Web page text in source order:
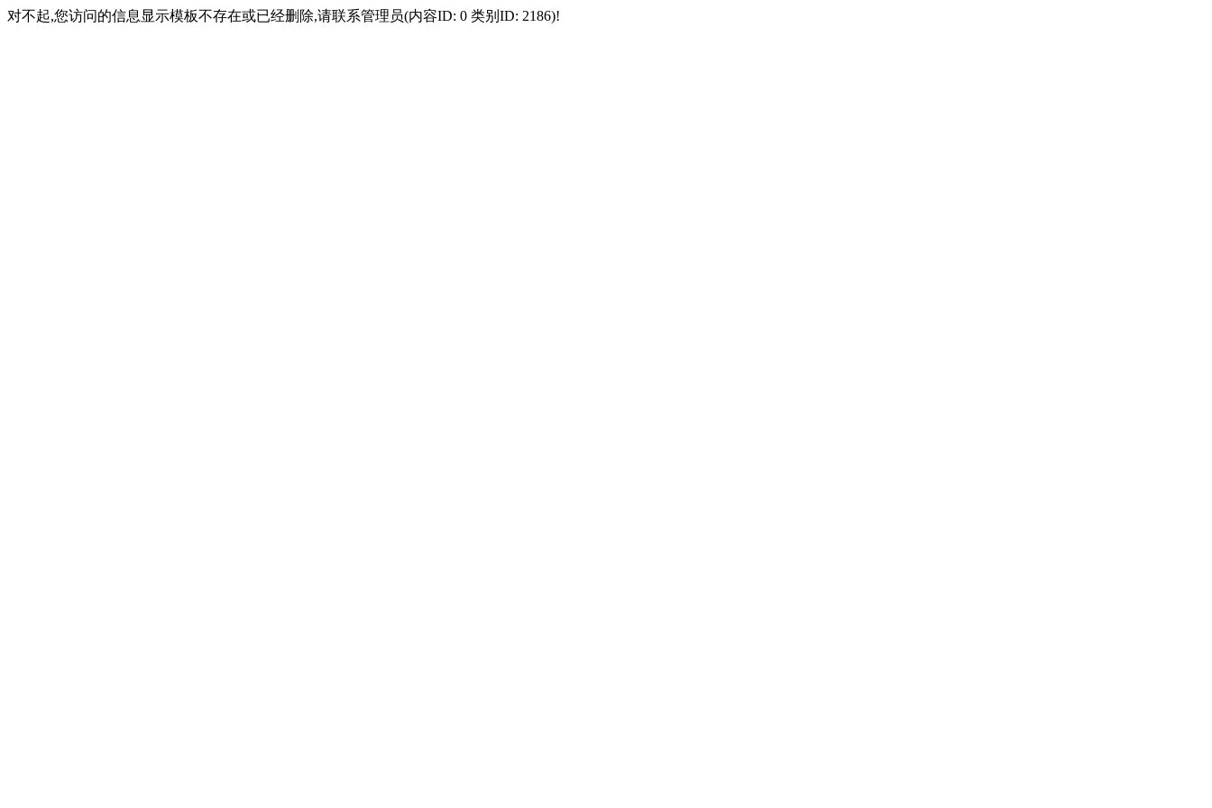
对不起,您访问的信息显示模板不存在或已经删除,请联系管理员(内容ID: 0 类别ID: 2186)!